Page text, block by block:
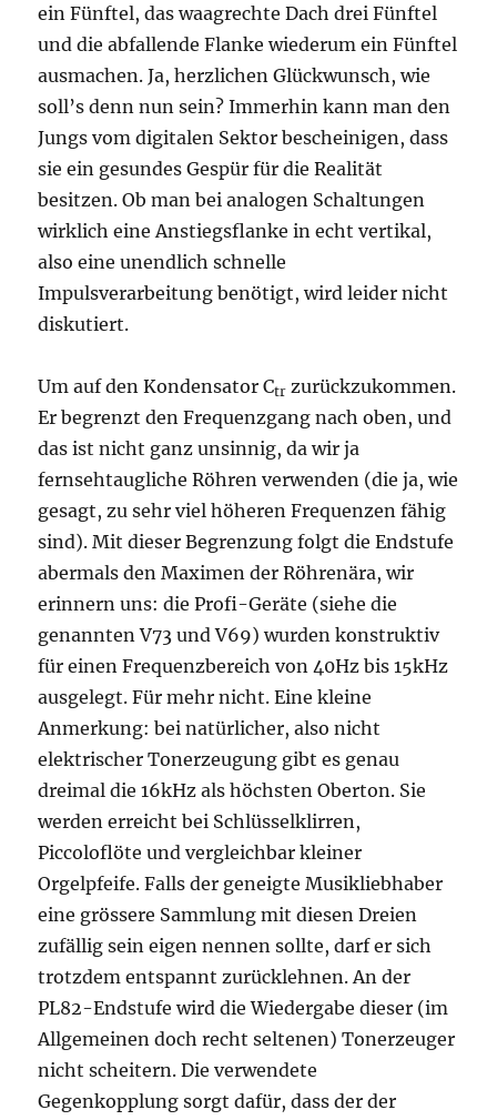
ein Fünftel, das waagrechte Dach drei Fünftel
und die abfallende Flanke wiederum ein Fünftel
ausmachen. Ja, herzlichen Glückwunsch, wie
soll’s denn nun sein? Immerhin kann man den
Jungs vom digitalen Sektor bescheinigen, dass
sie ein gesundes Gespür für die Realität
besitzen. Ob man bei analogen Schaltungen
wirklich eine Anstiegsflanke in echt vertikal,
also eine unendlich schnelle
Impulsverarbeitung benötigt, wird leider nicht
diskutiert.
Um auf den Kondensator Ctr zurückzukommen.
Er begrenzt den Frequenzgang nach oben, und
das ist nicht ganz unsinnig, da wir ja
fernsehtaugliche Röhren verwenden (die ja, wie
gesagt, zu sehr viel höheren Frequenzen fähig
sind). Mit dieser Begrenzung folgt die Endstufe
abermals den Maximen der Röhrenära, wir
erinnern uns: die Profi-Geräte (siehe die
genannten V73 und V69) wurden konstruktiv
für einen Frequenzbereich von 40Hz bis 15kHz
ausgelegt. Für mehr nicht. Eine kleine
Anmerkung: bei natürlicher, also nicht
elektrischer Tonerzeugung gibt es genau
dreimal die 16kHz als höchsten Oberton. Sie
werden erreicht bei Schlüsselklirren,
Piccoloflöte und vergleichbar kleiner
Orgelpfeife. Falls der geneigte Musikliebhaber
eine grössere Sammlung mit diesen Dreien
zufällig sein eigen nennen sollte, darf er sich
trotzdem entspannt zurücklehnen. An der
PL82-Endstufe wird die Wiedergabe dieser (im
Allgemeinen doch recht seltenen) Tonerzeuger
nicht scheitern. Die verwendete
Gegenkopplung sorgt dafür, dass der der